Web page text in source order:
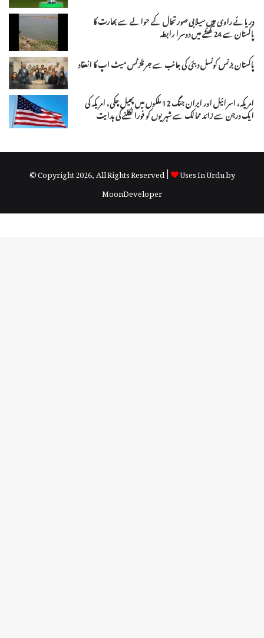
دریائے راوی میں سیلابی صورتحال کے حوالے سے بھارت کا
پاکستان سے 24 گھنٹے میں دوسرا رابطہ
پاکستان بزنس کونسل دبئی کی جانب سے جرنلزٹس میٹ اپ کا انعقاد
امریکہ، اسرائیل اور ایران جنگ 12 ملکوں میں پھیل چکی، امریکہ کی
ایک درجن سے زائد ممالک سے شہریوں کو فورا نکلنے کی ہدایت
© Copyright 2026, All Rights Reserved |
Uses In Urdu by
MoonDeveloper